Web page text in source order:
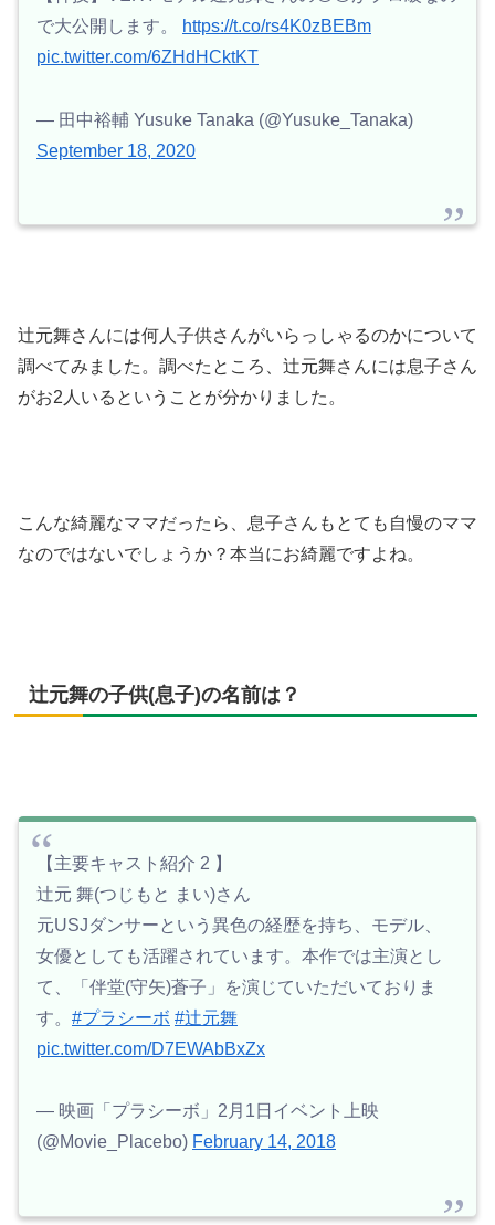
で大公開します。
https://t.co/rs4K0zBEBm
pic.twitter.com/6ZHdHCktKT
— 田中裕輔 Yusuke Tanaka (@Yusuke_Tanaka)
September 18, 2020
辻元舞さんには何人子供さんがいらっしゃるのかについて
調べてみました。調べたところ、辻元舞さんには息子さん
がお2人いるということが分かりました。
こんな綺麗なママだったら、息子さんもとても自慢のママ
なのではないでしょうか？本当にお綺麗ですよね。
辻元舞の子供(息子)の名前は？
【主要キャスト紹介 2 】
辻元 舞(つじもと まい)さん
元USJダンサーという異色の経歴を持ち、モデル、
女優としても活躍されています。本作では主演とし
て、「伴堂(守矢)蒼子」を演じていただいておりま
す。 #プラシーボ #辻元舞
pic.twitter.com/D7EWAbBxZx
— 映画「プラシーボ」2月1日イベント上映
(@Movie_Placebo) February 14, 2018